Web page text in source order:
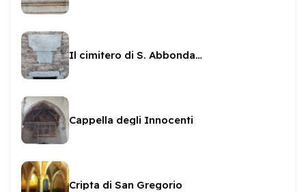
Il cimitero di S. Abbondanza
Cappella degli Innocenti
Cripta di San Gregorio